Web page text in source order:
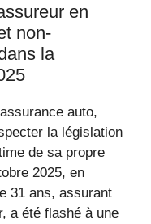
en
non-
la
auto,
la législation
de sa propre
2025, en
31 ans, assurant
a été flashé à une